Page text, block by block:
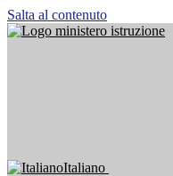
Salta al contenuto
Italiano